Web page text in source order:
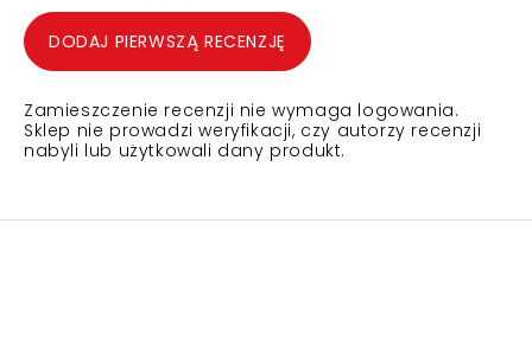
DODAJ PIERWSZĄ RECENZJĘ
Zamieszczenie recenzji nie wymaga logowania.
Sklep nie prowadzi weryfikacji, czy autorzy recenzji
nabyli lub użytkowali dany produkt.